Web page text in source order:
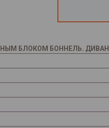
БЛОКОМ БОННЕЛЬ.